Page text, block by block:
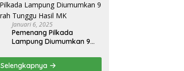
Umumkan Hasil Pilkada
2024
Januari 6, 2025
Pemenang Pilkada
Lampung Diumumkan 9
Hasil MK
Selengkapnya